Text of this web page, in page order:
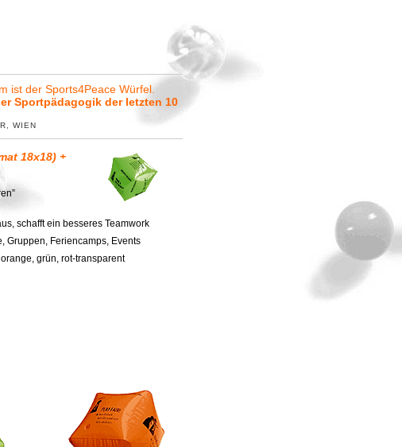
ist der Sports4Peace Würfel.
Sportpädagogik der letzten 10
WIEN
18x18) +
schafft ein besseres Teamwork
Gruppen, Feriencamps, Events
grün, rot-transparent